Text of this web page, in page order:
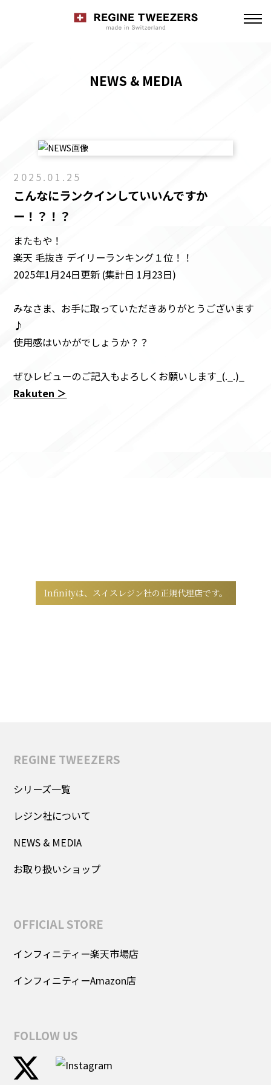
NEWS & MEDIA
2025.01.25
こんなにランクインしていいんですか
ー！？！？
またもや！
楽天 毛抜き デイリーランキング１位！！
2025年1月24日更新 (集計日 1月23日)
みなさま、お手に取っていただきありがとうございます
♪
使用感はいかがでしょうか？？
ぜひレビューのご記入もよろしくお願いします_(._.)_
Rakuten ＞
Infinityは、スイスレジン社の正規代理店です。
REGINE TWEEZERS
シリーズ一覧
レジン社について
NEWS & MEDIA
お取り扱いショップ
OFFICIAL STORE
インフィニティー楽天市場店
インフィニティーAmazon店
FOLLOW US